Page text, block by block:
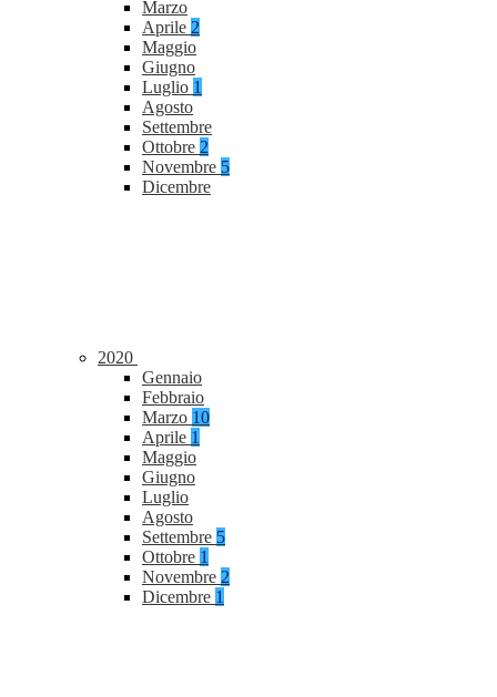
Marzo
Aprile 2
Maggio
Giugno
Luglio 1
Agosto
Settembre
Ottobre 2
Novembre 5
Dicembre
2020
Gennaio
Febbraio
Marzo 10
Aprile 1
Maggio
Giugno
Luglio
Agosto
Settembre 5
Ottobre 1
Novembre 2
Dicembre 1